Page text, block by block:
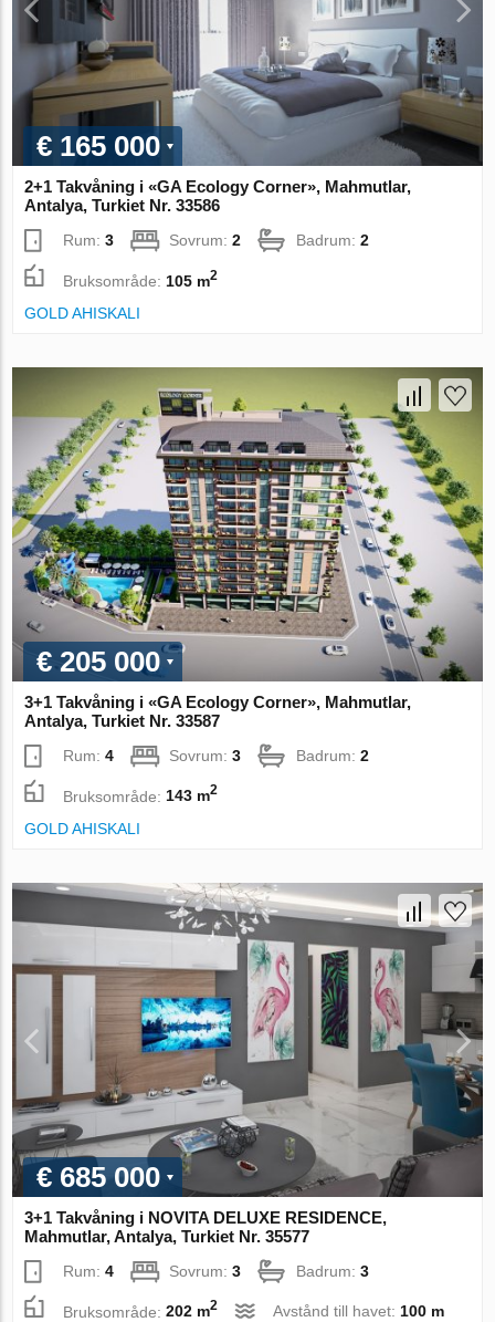
€ 165 000
2+1 Takvåning i «GA Ecology Corner», Mahmutlar,
Antalya, Turkiet Nr. 33586
Rum:3 Sovrum:2 Badrum:2
Bruksområde: 105 m2
GOLD AHISKALI
€ 205 000
3+1 Takvåning i «GA Ecology Corner», Mahmutlar,
Antalya, Turkiet Nr. 33587
Rum:4 Sovrum:3 Badrum:2
Bruksområde:143 m2
GOLD AHISKALI
€ 685 000
3+1 Takvåning i NOVITA DELUXE RESIDENCE,
Mahmutlar, Antalya, Turkiet Nr. 35577
Rum:4 Sovrum:3 Badrum:3
Bruksområde:202 m2 Avstånd till havet: 100 m